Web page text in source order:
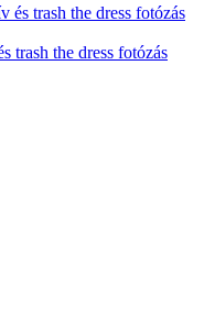
trash the dress fotózás